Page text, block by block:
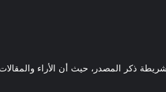
ذكر المصدر، حيث أن الأراء